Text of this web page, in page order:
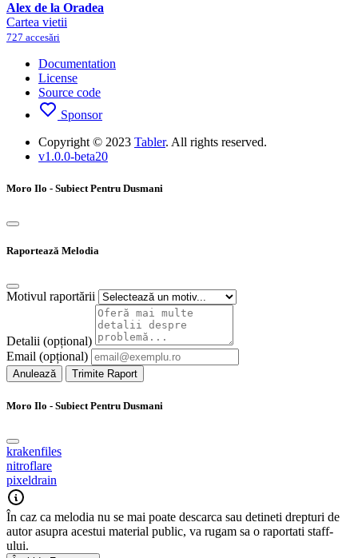
Alex de la Oradea
Cartea vietii
727 accesări
Documentation
License
Source code
Sponsor
Copyright © 2023 Tabler. All rights reserved.
v1.0.0-beta20
Moro Ilo - Subiect Pentru Dusmani
Raportează Melodia
Motivul raportării
Detalii (opțional)
Email (opțional)
Anulează Trimite Raport
Moro Ilo - Subiect Pentru Dusmani
krakenfiles
nitroflare
pixeldrain
În caz ca melodia nu se mai poate descarca sau detineti drepturi de
autor asupra acestui material public, va rugam sa o raportati staff-
ului.